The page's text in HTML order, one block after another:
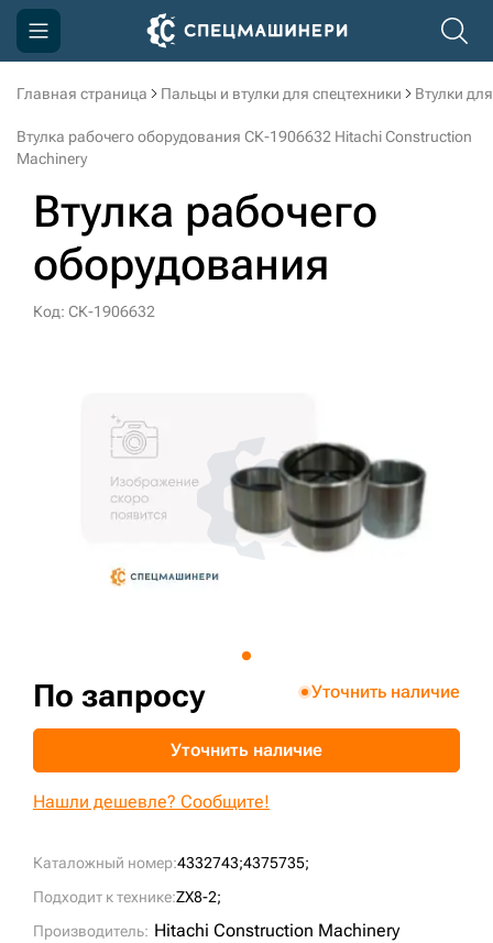
Главная страница Пальцы и втулки для спецтехники Втулки
Втулка рабочего оборудования СК-1906632 Hitachi Construction
Machinery
Втулка рабочего
оборудования
Код: СК-1906632
Каталожный номер:4332743;4375735;
Подходит к технике:ZX8-2;
Производитель: Hitachi Construction Machinery
По запросу Уточнить наличие
Уточнить наличие
Нашли дешевле? Сообщите!
Компания
Акции
Доставка и оплата
Информация
sksale@skdst.ru
+7 (499) 394-50-93